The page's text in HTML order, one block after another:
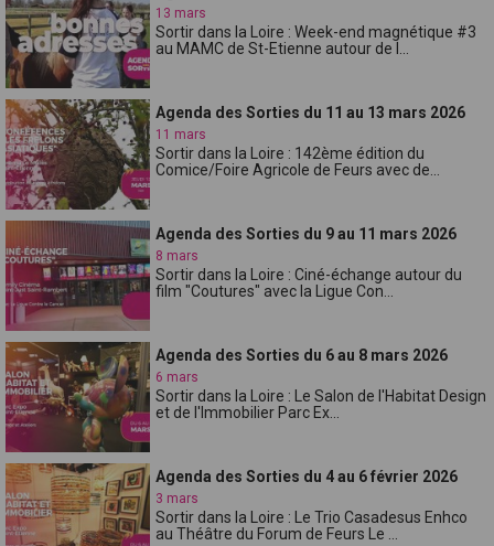
13 mars
Sortir dans la Loire : Week-end magnétique #3
au MAMC de St-Etienne autour de l...
Agenda des Sorties du 11 au 13 mars 2026
11 mars
Sortir dans la Loire : 142ème édition du
Comice/Foire Agricole de Feurs avec de...
Agenda des Sorties du 9 au 11 mars 2026
8 mars
Sortir dans la Loire : Ciné-échange autour du
film "Coutures" avec la Ligue Con...
Agenda des Sorties du 6 au 8 mars 2026
6 mars
Sortir dans la Loire : Le Salon de l'Habitat Design
et de l'Immobilier Parc Ex...
Agenda des Sorties du 4 au 6 février 2026
3 mars
Sortir dans la Loire : Le Trio Casadesus Enhco
au Théâtre du Forum de Feurs Le ...